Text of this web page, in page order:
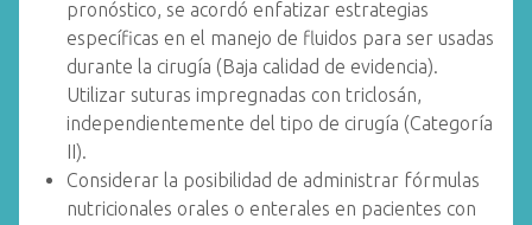
pronóstico, se acordó enfatizar estrategias
específicas en el manejo de fluidos para ser usadas
durante la cirugía (Baja calidad de evidencia).
Utilizar suturas impregnadas con triclosán,
independientemente del tipo de cirugía (Categoría
II).
Considerar la posibilidad de administrar fórmulas
nutricionales orales o enterales en pacientes con